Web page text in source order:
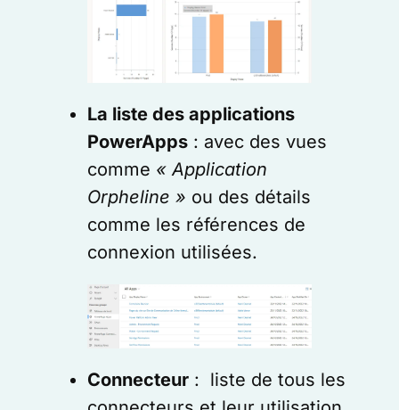
La liste des applications
PowerApps : avec des vues
comme « Application
Orpheline » ou des détails
comme les références de
connexion utilisées.
Connecteur : liste de tous les